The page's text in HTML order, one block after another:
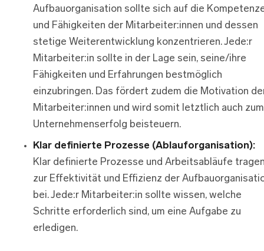
Aufbauorganisation sollte sich auf die
und Fähigkeiten der Mitarbeiter:innen und dessen
stetige Weiterentwicklung konzentrieren. Jede:r
Mitarbeiter:in sollte in der Lage sein, seine/ihre
Fähigkeiten und Erfahrungen bestmöglich
einzubringen. Das fördert zudem die Motivation
Mitarbeiter:innen und wird somit letztlich auch zum
Unternehmenserfolg beisteuern.
Klar definierte Prozesse (Ablauforganisation):
Klar definierte Prozesse und Arbeitsabläufe
zur Effektivität und Effizienz der
bei. Jede:r Mitarbeiter:in sollte wissen, welche
Schritte erforderlich sind, um eine Aufgabe zu
erledigen.